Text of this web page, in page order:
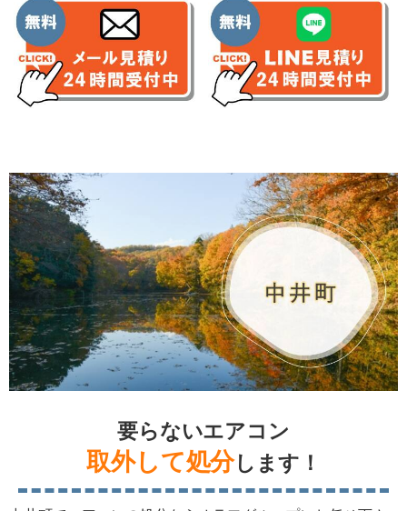
要らないエアコン
取外して処分します！